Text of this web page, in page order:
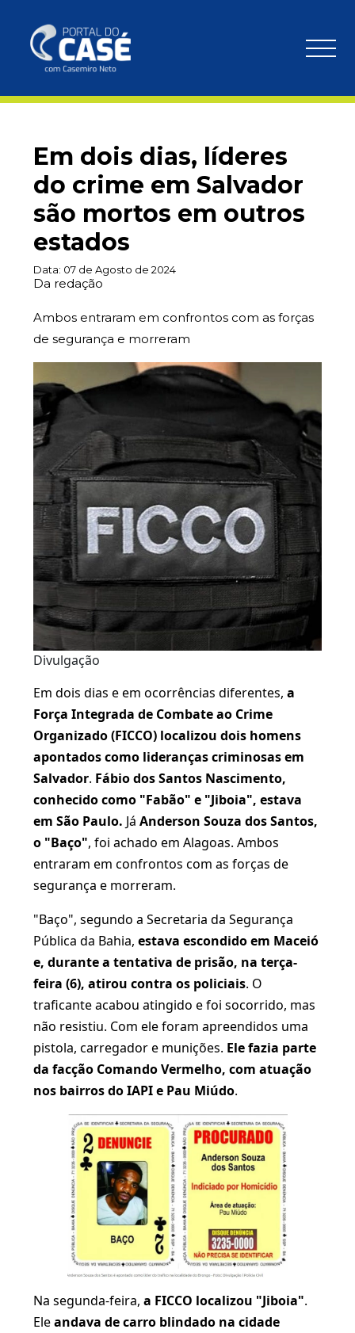
Em dois dias, líderes
do crime em Salvador
são mortos em outros
estados
Data: 07 de Agosto de 2024
Da redação
Ambos entraram em confrontos com as forças
de segurança e morreram
Divulgação
Em dois dias e em ocorrências diferentes, a
Força Integrada de Combate ao Crime
Organizado (FICCO) localizou dois homens
apontados como lideranças criminosas em
Salvador. Fábio dos Santos Nascimento,
conhecido como "Fabão" e "Jiboia", estava
em São Paulo. Já Anderson Souza dos Santos,
o "Baço", foi achado em Alagoas. Ambos
entraram em confrontos com as forças de
segurança e morreram.
"Baço", segundo a Secretaria da Segurança
Pública da Bahia, estava escondido em Maceió
e, durante a tentativa de prisão, na terça-
feira (6), atirou contra os policiais. O
traficante acabou atingido e foi socorrido, mas
não resistiu. Com ele foram apreendidos uma
pistola, carregador e munições. Ele fazia parte
da facção Comando Vermelho, com atuação
nos bairros do IAPI e Pau Miúdo.
Na segunda-feira, a FICCO localizou "Jiboia".
Eleandava de carro blindado na cidade